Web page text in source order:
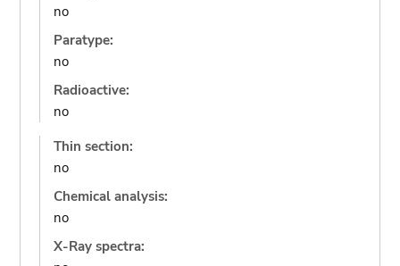
no
Paratype:
no
Radioactive:
no
Thin section:
no
Chemical analysis:
no
X-Ray spectra: